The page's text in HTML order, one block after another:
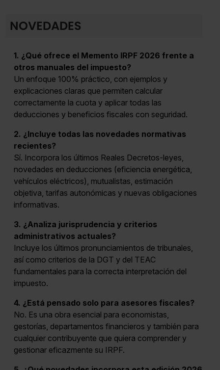
NOVEDADES
1. ¿Qué ofrece el Memento IRPF 2026 frente a
otros manuales del impuesto?
Un enfoque 100% práctico, con ejemplos y
explicaciones claras que permiten calcular
correctamente la cuota y aplicar todas las
deducciones y beneficios fiscales con seguridad.
2. ¿Incluye todas las novedades normativas
recientes?
Sí. Incorpora los últimos Reales Decretos-leyes,
novedades en deducciones (eficiencia energética,
vehículos eléctricos), mutualistas, estimación
objetiva, tarifas autonómicas y nuevas obligaciones
informativas.
3. ¿Analiza jurisprudencia y criterios
administrativos actuales?
Incluye los últimos pronunciamientos de tribunales,
así como criterios de la DGT y del TEAC
fundamentales para la correcta interpretación del
impuesto.
4. ¿Está pensado solo para asesores fiscales?
No. Es una obra esencial para economistas,
gestorías, departamentos financieros y también para
cualquier contribuyente que quiera comprender y
gestionar eficazmente su IRPF.